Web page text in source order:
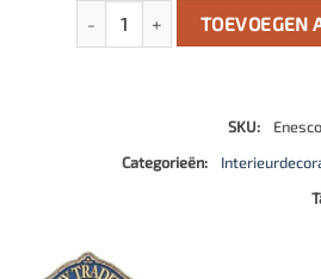
Marie Mini Figuur aantal
TOEVOEGEN
SKU:
Categorieën: